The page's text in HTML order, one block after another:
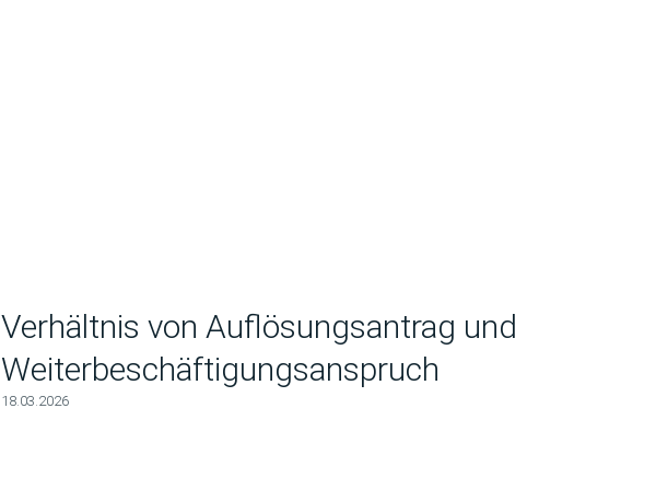
Verhältnis von Auflösungsantrag und
Weiterbeschäftigungsanspruch
18.03.2026